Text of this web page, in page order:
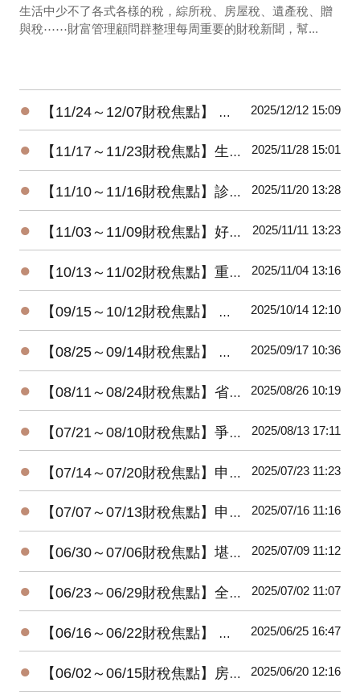
生活中少不了各式各樣的稅，綜所稅、房屋稅、遺產稅、贈
與稅⋯⋯財富管理顧問群整理每周重要的財稅新聞，幫...
● 【11/24～12/07財稅焦點】 暖心減負擔-所得稅及貨物稅惠民措施 2025/12/12 15:09
● 【11/17～11/23財稅焦點】生前贈房 小心屋主變房客 2025/11/28 15:01
● 【11/10～11/16財稅焦點】診所自費漏報 將補稅加罰 2025/11/20 13:28
● 【11/03～11/09財稅焦點】好野人收入，股利占四成 2025/11/11 13:23
● 【10/13～11/02財稅焦點】重購退稅，注意五年限制 2025/11/04 13:16
● 【09/15～10/12財稅焦點】 想賺檢舉獎金 五情況無用 2025/10/14 12:10
● 【08/25～09/14財稅焦點】 發票中獎 想領獎有條件 2025/09/17 10:36
● 【08/11～08/24財稅焦點】省稅大放送!! 明年三種家庭型態免繳稅 2025/08/26 10:19
● 【07/21～08/10財稅焦點】爭錢爭權 三重地產王死後多年未入葬 2025/08/13 17:11
● 【07/14～07/20財稅焦點】申報遺產稅，別忘了股東往來 2025/07/23 11:23
● 【07/07～07/13財稅焦點】申請重購退稅遷戶籍需在兩年內完成 2025/07/16 11:16
● 【06/30～07/06財稅焦點】堪稱人生勝利組! 兩戶千萬大戶去年不用繳稅 2025/07/09 11:12
● 【06/23～06/29財稅焦點】全台高達992億祖產等待子孫繼承!! 2025/07/02 11:07
● 【06/16～06/22財稅焦點】 倒數12天! 全台已83.5％完成所得稅申報 2025/06/25 16:47
● 【06/02～06/15財稅焦點】房租租約附件有註明收租內容要繳印花稅 2025/06/20 12:16